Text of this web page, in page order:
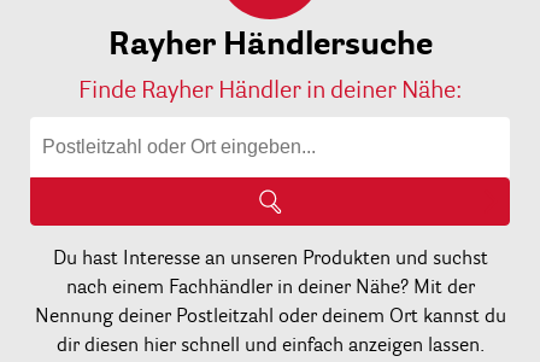
Rayher Händlersuche
Finde Rayher Händler in deiner Nähe:
Du hast Interesse an unseren Produkten und suchst
nach einem Fachhändler in deiner Nähe? Mit der
Nennung deiner Postleitzahl oder deinem Ort kannst du
dir diesen hier schnell und einfach anzeigen lassen.